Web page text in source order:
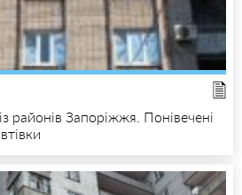
районів Запоріжжя. Понівечені